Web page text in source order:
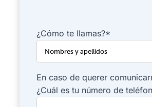
¿Cómo te llamas?*
En caso de querer
¿Cuál es tu número de